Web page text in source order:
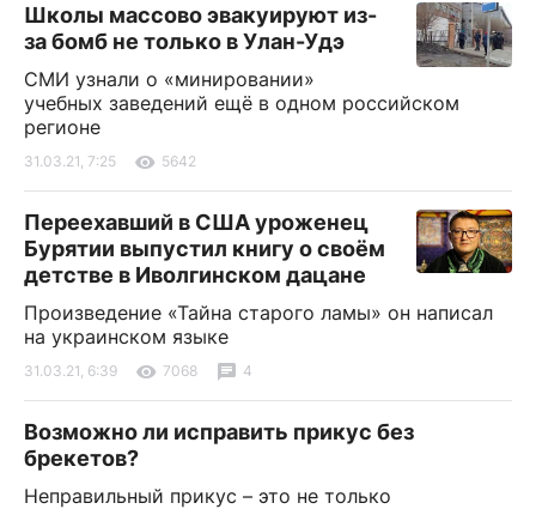
Школы массово эвакуируют из-
за бомб не только в Улан-Удэ
СМИ узнали о «минировании»
учебных заведений ещё в одном российском
регионе
31.03.21, 7:25 5642
Переехавший в США уроженец
Бурятии выпустил книгу о своём
детстве в Иволгинском дацане
Произведение «Тайна старого ламы» он написал
на украинском языке
31.03.21, 6:39 7068 4
Возможно ли исправить прикус без
брекетов?
Неправильный прикус – это не только